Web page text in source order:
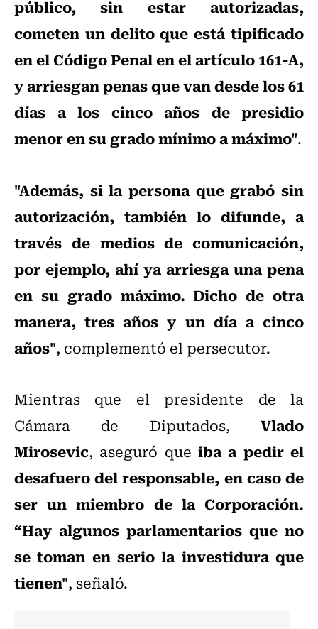
público, sin estar autorizadas,
cometen un delito que está tipificado
en el Código Penal en el artículo 161-A,
y arriesgan penas que van desde los 61
días a los cinco años de presidio
menor en su grado mínimo a máximo".
"Además, si la persona que grabó sin
autorización, también lo difunde, a
través de medios de comunicación,
por ejemplo, ahí ya arriesga una pena
en su grado máximo. Dicho de otra
manera, tres años y un día a cinco
años", complementó el persecutor.
Mientras que el presidente de la
Cámara de Diputados, Vlado
Mirosevic, aseguró que iba a pedir el
desafuero del responsable, en caso de
ser un miembro de la Corporación.
“Hay algunos parlamentarios que no
se toman en serio la investidura que
tienen", señaló.